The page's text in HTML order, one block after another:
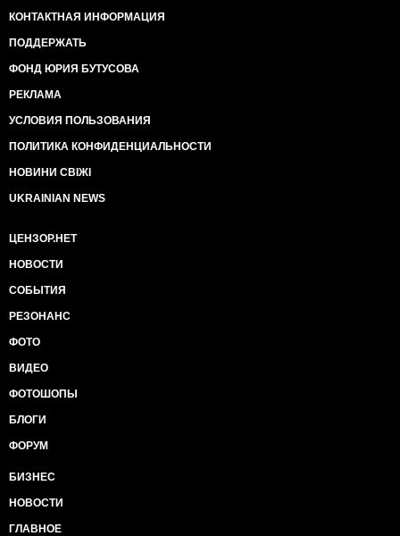
КОНТАКТНАЯ ИНФОРМАЦИЯ
ПОДДЕРЖАТЬ
ФОНД ЮРИЯ БУТУСОВА
РЕКЛАМА
УСЛОВИЯ ПОЛЬЗОВАНИЯ
ПОЛИТИКА КОНФИДЕНЦИАЛЬНОСТИ
НОВИНИ СВІЖІ
UKRAINIAN NEWS
ЦЕНЗОР.НЕТ
НОВОСТИ
СОБЫТИЯ
РЕЗОНАНС
ФОТО
ВИДЕО
ФОТОШОПЫ
БЛОГИ
ФОРУМ
БИЗНЕС
НОВОСТИ
ГЛАВНОЕ